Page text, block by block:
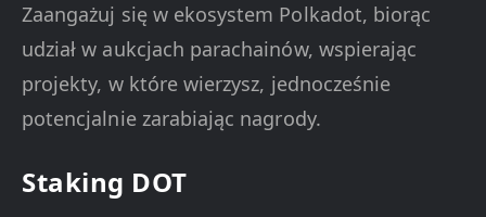
Zaangażuj się w ekosystem Polkadot, biorąc
udział w aukcjach parachainów, wspierając
projekty, w które wierzysz, jednocześnie
potencjalnie zarabiając nagrody.
Staking DOT